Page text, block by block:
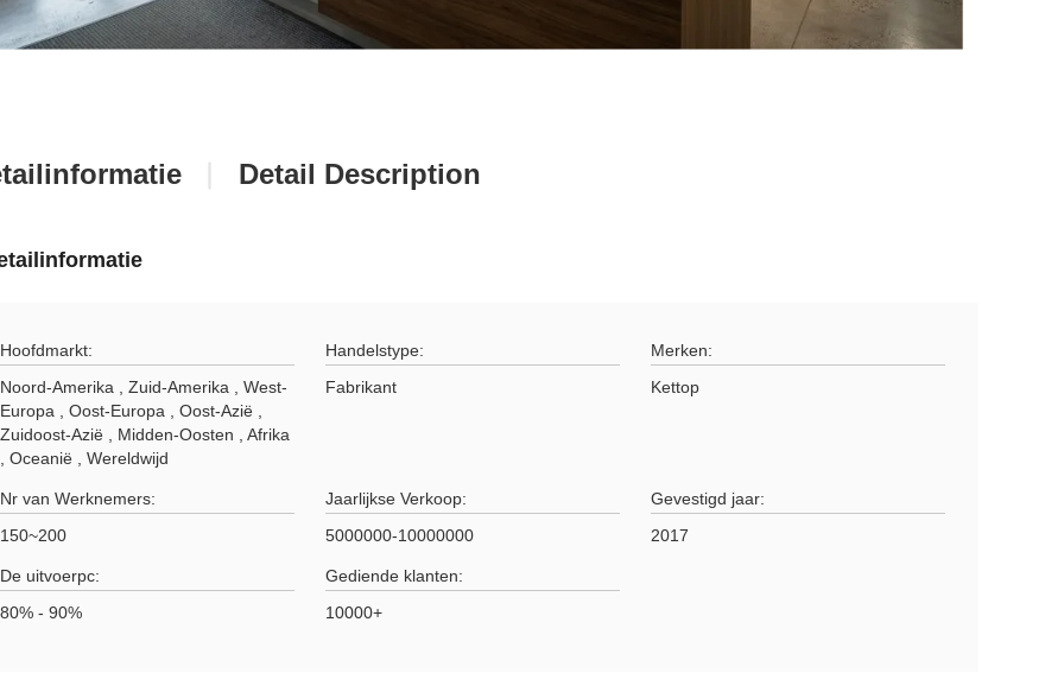
Detail Description
Hoofdmarkt:
Noord-Amerika , Zuid-Amerika , West-
Europa , Oost-Europa , Oost-Azië ,
Zuidoost-Azië , Midden-Oosten , Afrika
, Oceanië , Wereldwijd
Handelstype:
Fabrikant
Merken:
Kettop
Nr van Werknemers:
150~200
Jaarlijkse Verkoop:
5000000-10000000
Gevestigd jaar:
2017
De uitvoerpc:
80% - 90%
Gediende klanten:
10000+